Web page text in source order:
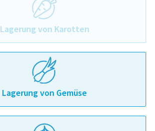
Lagerung von Karotten
Lagerung von Gemüse